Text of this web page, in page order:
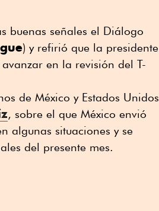
buenas señales el Diálogo
) y refirió que la presidente
en la revisión del T-
de México y Estados Unidos
, sobre el que México envió
algunas situaciones y se
del presente mes.